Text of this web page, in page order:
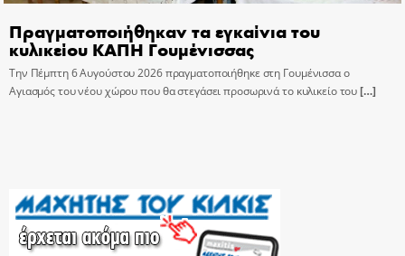
Πραγματοποιήθηκαν τα εγκαίνια του
κυλικείου ΚΑΠΗ Γουμένισσας
Την Πέμπτη 6 Αυγούστου 2026 πραγματοποιήθηκε στη Γουμένισσα ο
Αγιασμός του νέου χώρου που θα στεγάσει προσωρινά το κυλικείο του[…]